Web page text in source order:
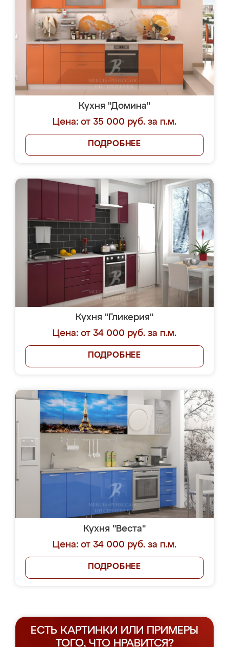
Кухня "Домина"
Цена: от 35 000 руб. за п.м.
ПОДРОБНЕЕ
Кухня "Гликерия"
Цена: от 34 000 руб. за п.м.
ПОДРОБНЕЕ
Кухня "Веста"
Цена: от 34 000 руб. за п.м.
ПОДРОБНЕЕ
ЕСТЬ КАРТИНКИ ИЛИ ПРИМЕРЫ
ТОГО, ЧТО НРАВИТСЯ?